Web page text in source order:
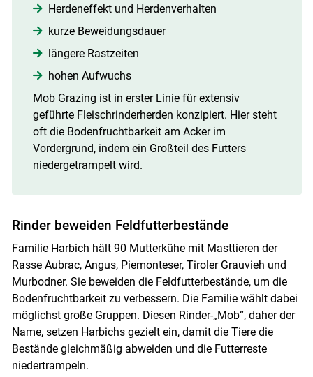
Herdeneffekt und Herdenverhalten
kurze Beweidungsdauer
längere Rastzeiten
hohen Aufwuchs
Mob Grazing ist in erster Linie für extensiv
geführte Fleischrinderherden konzipiert. Hier steht
oft die Bodenfruchtbarkeit am Acker im
Vordergrund, indem ein Großteil des Futters
niedergetrampelt wird.
Rinder beweiden Feldfutterbestände
Familie Harbich hält 90 Mutterkühe mit Masttieren der
Rasse Aubrac, Angus, Piemonteser, Tiroler Grauvieh und
Murbodner. Sie beweiden die Feldfutterbestände, um die
Bodenfruchtbarkeit zu verbessern. Die Familie wählt dabei
möglichst große Gruppen. Diesen Rinder-„Mob“, daher der
Name, setzen Harbichs gezielt ein, damit die Tiere die
Bestände gleichmäßig abweiden und die Futterreste
niedertrampeln.